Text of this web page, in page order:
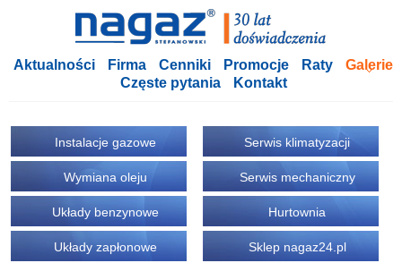
Aktualności Firma Cenniki Promocje Raty
Galerie
Częste pytania
Kontakt
Instalacje gazowe
Wymiana oleju
Układy benzynowe
Układy zapłonowe
Serwis klimatyzacji
Serwis mechaniczny
Hurtownia
Sklep nagaz24.pl